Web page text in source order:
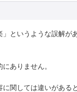
というような誤解が
ありません。
関しては違いがある